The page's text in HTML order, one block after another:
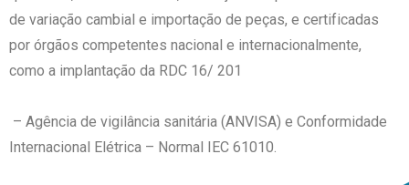
de variação cambial e importação de peças, e certificadas
por órgãos competentes nacional e internacionalmente,
como a implantação da RDC 16/ 201
– Agência de vigilância sanitária (ANVISA) e Conformidade
Internacional Elétrica – Normal IEC 61010.